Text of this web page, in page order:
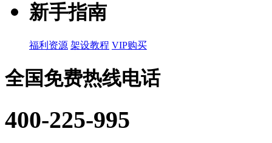
新手指南
福利资源 架设教程 VIP购买
全国免费热线电话
400-225-995